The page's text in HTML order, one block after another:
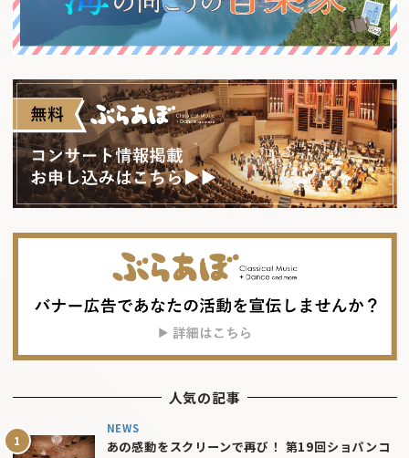
人気の記事
NEWS
あの感動をスクリーンで再び！ 第19回ショパンコ